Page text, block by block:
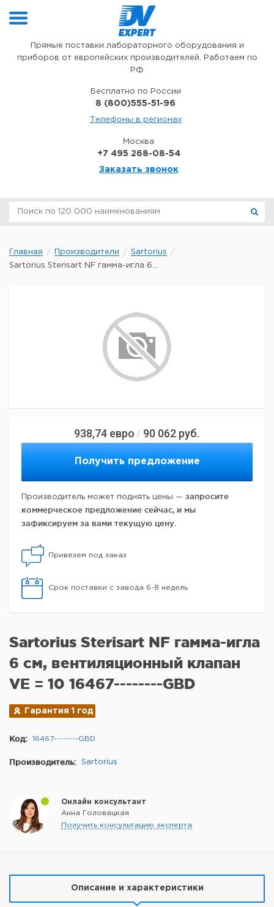
Прямые поставки лабораторного оборудования и
приборов от европейских производителей. Работаем по
РФ
Бесплатно по России
8 (800)555-51-96
Телефоны в регионах
Москва
+7 495 268-08-54
Заказать звонок
Главная Производители
Sartorius
Sartorius Sterisart NF гамма-игла 6...
938,74 евро / 90 062 руб.
Получить предложение
Производитель может поднять цены — запросите
коммерческое предложение сейчас, и мы
зафиксируем за вами текущую цену.
Привезем под заказ
Срок поставки с завода 6-8 недель
Sartorius Sterisart NF гамма-игла
6 см, вентиляционный клапан
VE = 10 16467--------GBD
Гарантия 1 год
Код: 16467--------GBD
Производитель: Sartorius
Онлайн консультант
Анна Головацкая
Получить консультацию эксперта
Описание и характеристики